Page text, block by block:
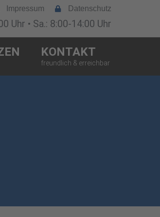
Impressum Datenschutz
Uhr • Sa.: 8:00-14:00 Uhr
KONTAKT